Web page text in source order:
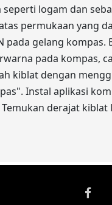
logam dan
permukaan yang
gelang
pada kompas,
kiblat dengan
Instal aplikasi
derajat